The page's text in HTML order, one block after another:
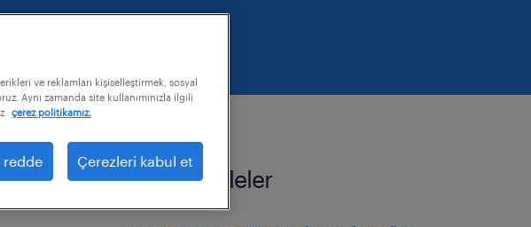
ilgili makaleler
ve reklamları kişiselleştirmek, sosyal
Aynı zamanda site kullanımınızla ilgili
çerez politikamız.
redde Çerezleri kabul et